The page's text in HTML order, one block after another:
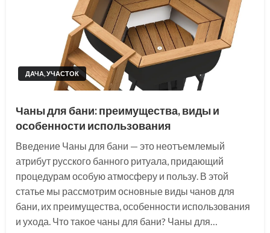
ДАЧА, УЧАСТОК
Чаны для бани: преимущества, виды и
особенности использования
Введение Чаны для бани — это неотъемлемый
атрибут русского банного ритуала, придающий
процедурам особую атмосферу и пользу. В этой
статье мы рассмотрим основные виды чанов для
бани, их преимущества, особенности использования
и ухода. Что такое чаны для бани? Чаны для…